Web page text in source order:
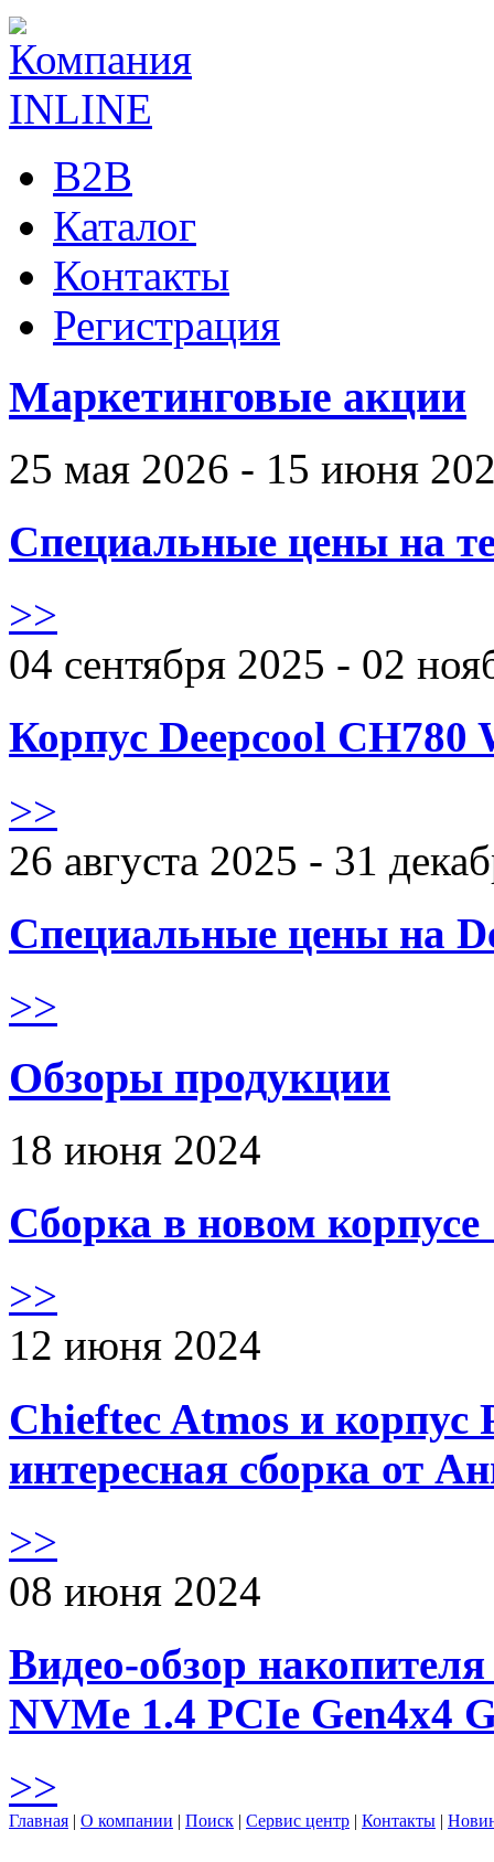
B2B
Каталог
Контакты
Регистрация
Маркетинговые акции
25 мая 2026 - 15 июня
Специальные цены на
>>
04 сентября 2025 - 02
Корпус Deepcool CH780
>>
26 августа 2025 - 31
Специальные цены на
>>
Обзоры продукции
18 июня 2024
Сборка в новом
>>
12 июня 2024
Chieftec Atmos и корпус
интересная сборка от
>>
08 июня 2024
Видео-обзор
NVMe 1.4 PCIe Gen4х4
>>
Главная | О компании | Поиск | Сервис центр | Контакты |